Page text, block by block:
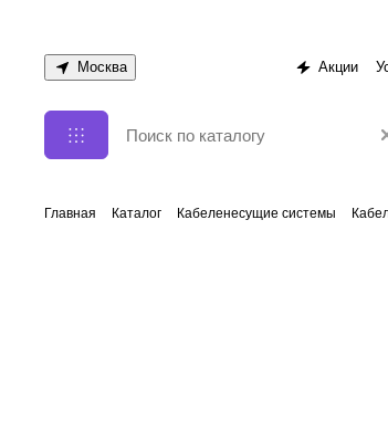
Москва Акции
Главная Каталог Кабеленесущие системы